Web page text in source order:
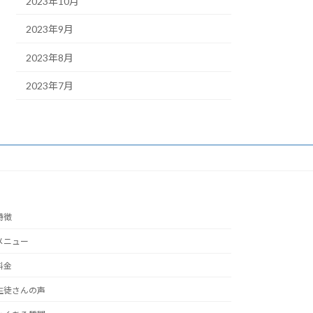
2023年9月
2023年8月
2023年7月
徴
ニュー
金
徒さんの声